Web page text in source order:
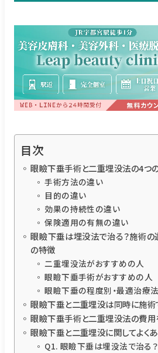
目次
眼瞼下垂手術と二重埋没法の4つ
手術方法の違い
目的の違い
効果の持続性の違い
保険適用の有無の違い
眼瞼下垂は埋没法で治る？施術の
の特徴
二重埋没法がおすすめの人
眼瞼下垂手術がおすすめの人
眼瞼下垂の程度別・最適治療
眼瞼下垂と二重埋没は同時に施術
眼瞼下垂手術と二重埋没法の費用
眼瞼下垂と二重埋没に関してよく
Q1. 眼瞼下垂は埋没法で治る？